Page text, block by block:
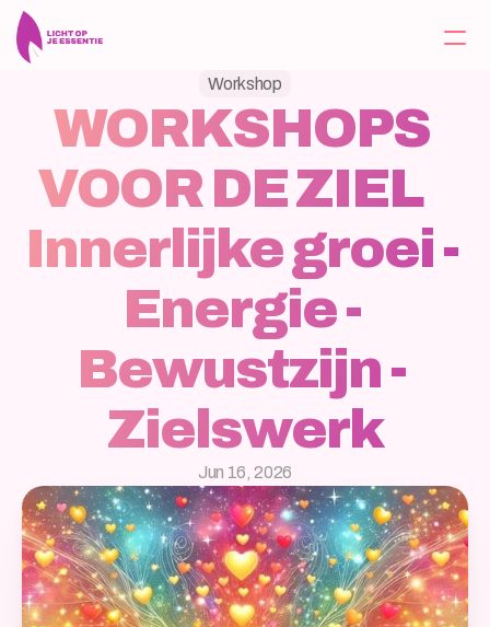
Home
Over
Tarieven
Berichten
Contact
Workshop
WORKSHOPS
VOOR DE ZIEL
Innerlijke groei -
Energie -
Bewustzijn -
Zielswerk
Jun 16, 2026